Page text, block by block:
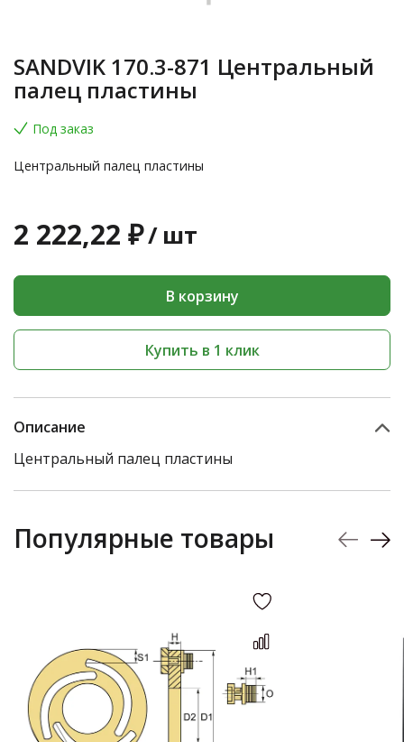
SANDVIK 170.3-871 Центральный
палец пластины
Под заказ
Центральный палец пластины
2 222,22 ₽/ шт
В корзину
Купить в 1 клик
Описание
Центральный палец пластины
Популярные товары